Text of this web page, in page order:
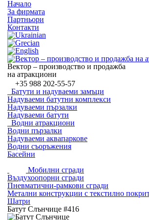
Начало
За фирмата
Партньори
Контакти
Вектор – производство и продажба
на атракциони
+35 988 202-55-57
Батути и надуваеми замъци
Надуваеми батутни комплекси
Надуваеми пързалки
Надуваеми батути
Водни атракциони
Водни пързалки
Надуваеми аквапаркове
Водни съоръжения
Басейни
Мобилни сгради
Въздухоопорни сгради
Пневматични-рамкови сгради
Метални конструкции с текстилно
Шатри
Батут Слънчице #416